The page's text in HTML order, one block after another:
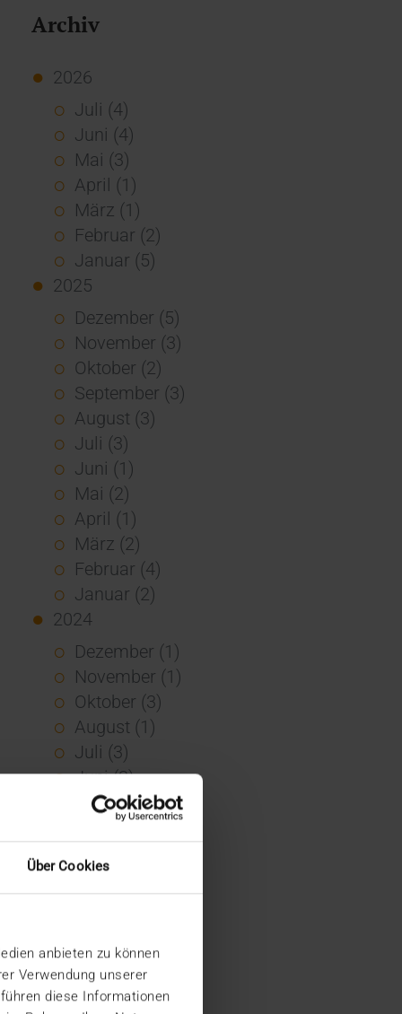
Über Cookies
anbieten zu können
Verwendung unserer
diese Informationen
Archiv
2026
Juli (4)
Juni (4)
Mai (3)
April (1)
März (1)
Februar (2)
Januar (5)
2025
Dezember (5)
November (3)
Oktober (2)
September (3)
August (3)
Juli (3)
Juni (1)
Mai (2)
April (1)
März (2)
Februar (4)
Januar (2)
2024
Dezember (1)
November (1)
Oktober (3)
August (1)
Juli (3)
Juni (3)
Mai (7)
April (4)
Februar (3)
Dezember (5)
November (6)